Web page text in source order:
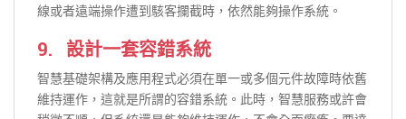
線或者遠端操作遭到駭客攔截時，依然能夠操作系統。
9. 設計一套容錯系統
智慧基礎架構及應用程式必須在單一或多個元件故障時依舊
維持運作，這就是所謂的容錯系統。此時，智慧服務或許會